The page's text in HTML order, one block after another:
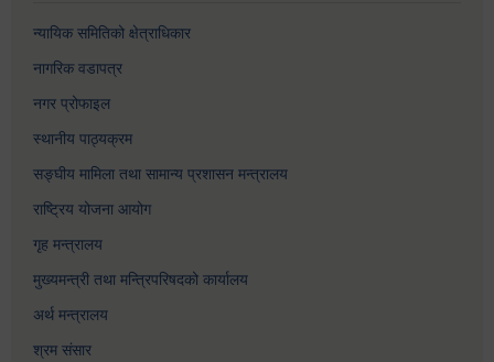
न्यायिक समितिको क्षेत्राधिकार
नागरिक वडापत्र
नगर प्रोफाइल
स्थानीय पाठ्यक्रम
सङ्घीय मामिला तथा सामान्य प्रशासन मन्त्रालय
राष्ट्रिय योजना आयोग
गृह मन्त्रालय
मुख्यमन्त्री तथा मन्त्रिपरिषदको कार्यालय
अर्थ मन्त्रालय
श्रम संसार